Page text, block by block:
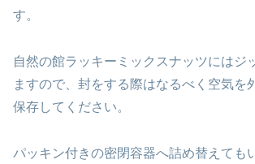
す。
自然の館ラッキーミックスナッツにはジ
ますので、封をする際はなるべく空気を
保存してください。
パッキン付きの密閉容器へ詰め替えても